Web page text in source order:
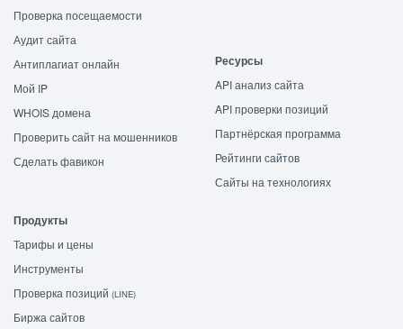
Проверка посещаемости
Аудит сайта
Антиплагиат онлайн
Мой IP
WHOIS домена
Проверить сайт на мошенников
Сделать фавикон
Ресурсы
API анализ сайта
API проверки позиций
Партнёрская программа
Рейтинги сайтов
Сайты на технологиях
Продукты
Тарифы и цены
Инструменты
Проверка позиций (LINE)
Биржа сайтов